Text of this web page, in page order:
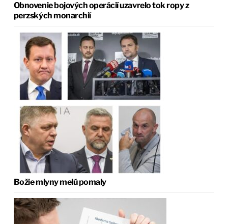
Obnovenie bojových operácií uzavrelo tok ropy z
perzských monarchií
Božie mlyny melú pomaly